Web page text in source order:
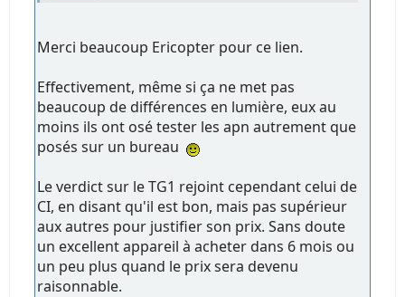
Merci beaucoup Ericopter pour ce lien.
Effectivement, même si ça ne met pas
beaucoup de différences en lumière, eux au
moins ils ont osé tester les apn autrement que
posés sur un bureau
Le verdict sur le TG1 rejoint cependant celui de
CI, en disant qu'il est bon, mais pas supérieur
aux autres pour justifier son prix. Sans doute
un excellent appareil à acheter dans 6 mois ou
un peu plus quand le prix sera devenu
raisonnable.